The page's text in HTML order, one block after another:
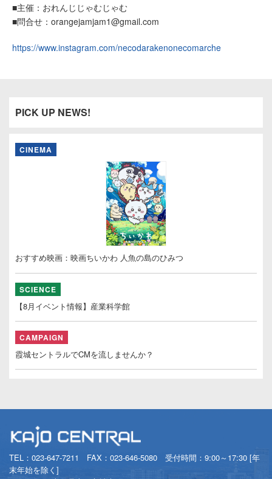
■主催：おれんじじゃむじゃむ
■問合せ：orangejamjam1@gmail.com
https://www.instagram.com/necodarakenonecomarche
PICK UP NEWS!
CINEMA
おすすめ映画：映画ちいかわ 人魚の島のひみつ
SCIENCE
【8月イベント情報】産業科学館
CAMPAIGN
霞城セントラルでCMを流しませんか？
TEL： 023-647-7211
FAX：023-646-5080 受付時間：9:00～17:30 [年
末年始を除く]